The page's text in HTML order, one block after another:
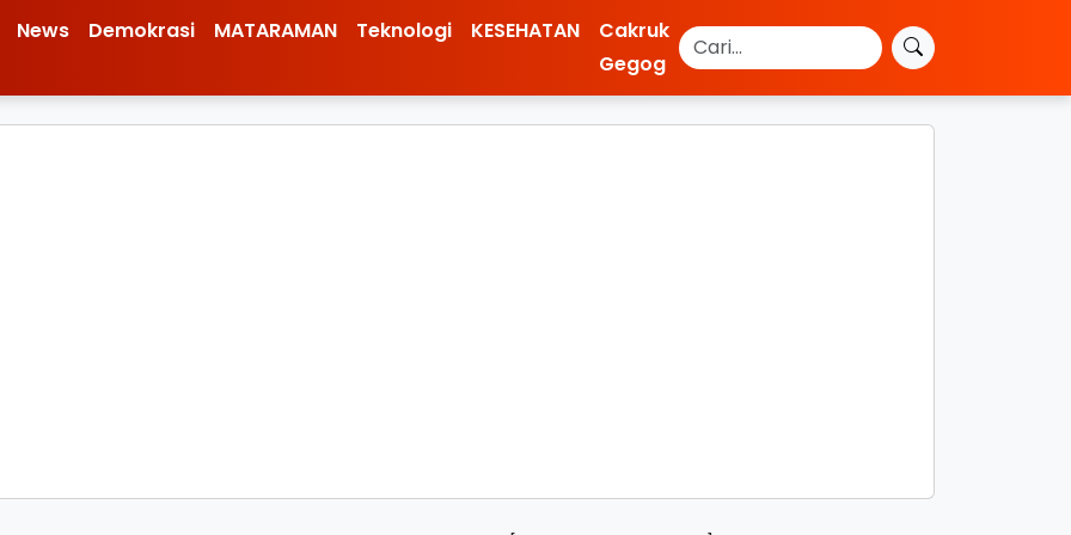
News Demokrasi MATARAMAN Teknologi KESEHATAN
Cakruk
Gegog